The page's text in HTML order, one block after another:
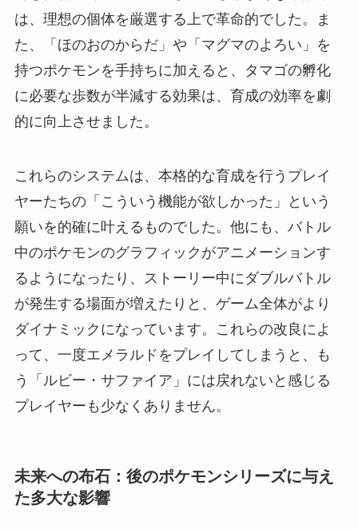
は、理想の個体を厳選する上で革命的でした。ま
た、「ほのおのからだ」や「マグマのよろい」を
持つポケモンを手持ちに加えると、タマゴの孵化
に必要な歩数が半減する効果は、育成の効率を劇
的に向上させました。
これらのシステムは、本格的な育成を行うプレイ
ヤーたちの「こういう機能が欲しかった」という
願いを的確に叶えるものでした。他にも、バトル
中のポケモンのグラフィックがアニメーションす
るようになったり、ストーリー中にダブルバトル
が発生する場面が増えたりと、ゲーム全体がより
ダイナミックになっています。これらの改良によ
って、一度エメラルドをプレイしてしまうと、も
う「ルビー・サファイア」には戻れないと感じる
プレイヤーも少なくありません。
未来への布石：後のポケモンシリーズに与え
た多大な影響